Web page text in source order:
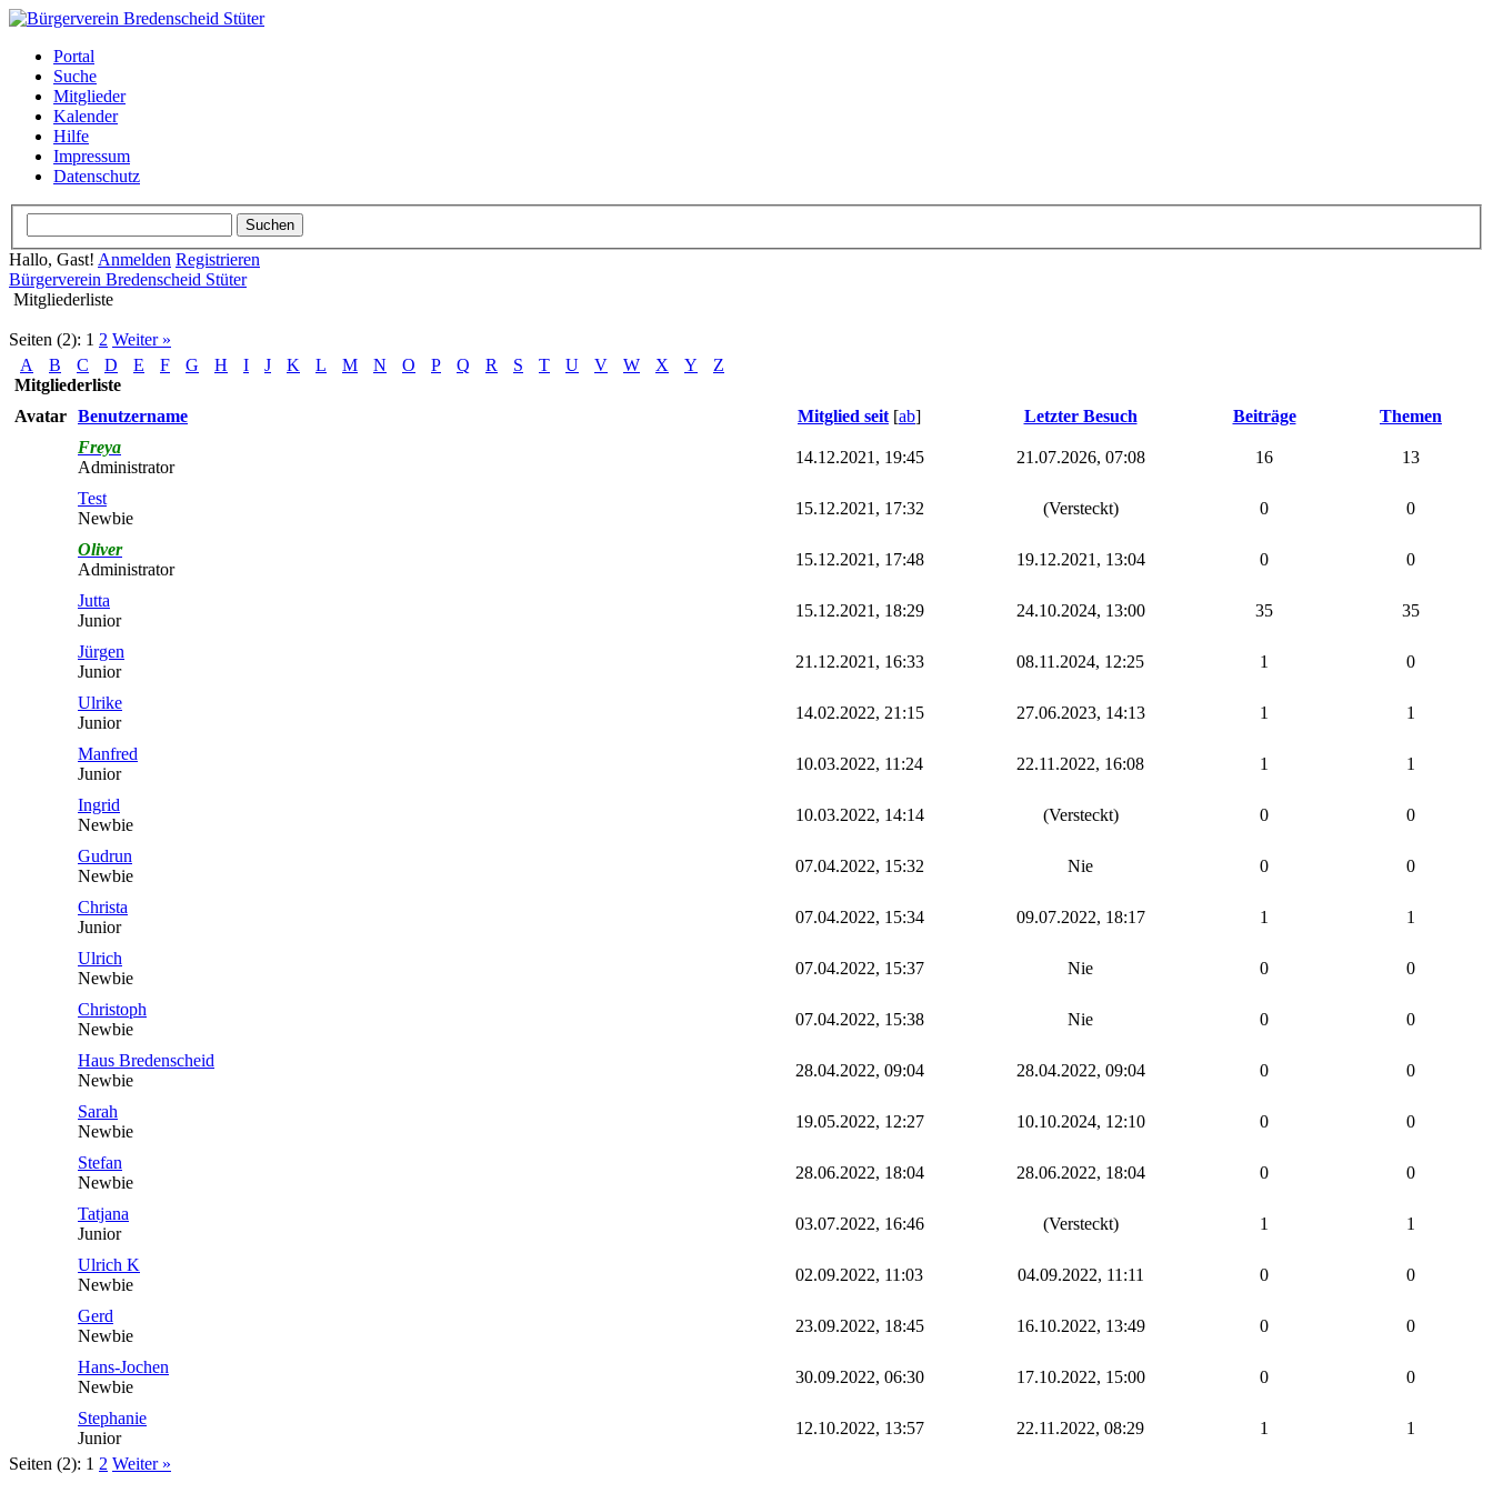
Portal
Suche
Mitglieder
Kalender
Hilfe
Impressum
Datenschutz
Hallo, Gast! Anmelden Registrieren
Bürgerverein Bredenscheid Stüter
Mitgliederliste
Seiten (2): 1 2 Weiter »
A
B C D E F G H I J K L M N O P Q R S T U V W X Y
Z
Mitgliederliste
Avatar Benutzername Mitglied seit [ab] Letzter Besuch Beiträge
Themen
Freya
Administrator
14.12.2021, 19:45 21.07.2026, 07:08 16 13
Test
Newbie
15.12.2021, 17:32 (Versteckt) 0 0
Oliver
Administrator
15.12.2021, 17:48 19.12.2021, 13:04 0 0
Jutta
Junior
15.12.2021, 18:29 24.10.2024, 13:00 35 35
Jürgen
Junior
21.12.2021, 16:33 08.11.2024, 12:25 1 0
Ulrike
Junior
14.02.2022, 21:15 27.06.2023, 14:13 1 1
Manfred
Junior
10.03.2022, 11:24 22.11.2022, 16:08 1 1
Ingrid
Newbie
10.03.2022, 14:14 (Versteckt) 0 0
Gudrun
Newbie
07.04.2022, 15:32 Nie 0 0
Christa
Junior
07.04.2022, 15:34 09.07.2022, 18:17 1 1
Ulrich
Newbie
07.04.2022, 15:37 Nie 0 0
Christoph
Newbie
07.04.2022, 15:38 Nie 0 0
Haus Bredenscheid
Newbie
28.04.2022, 09:04 28.04.2022, 09:04 0 0
Sarah
Newbie
19.05.2022, 12:27 10.10.2024, 12:10 0 0
Stefan
Newbie
28.06.2022, 18:04 28.06.2022, 18:04 0 0
Tatjana
Junior
03.07.2022, 16:46 (Versteckt) 1 1
Ulrich K
Newbie
02.09.2022, 11:03 04.09.2022, 11:11 0 0
Gerd
Newbie
23.09.2022, 18:45 16.10.2022, 13:49 0 0
Hans-Jochen
Newbie
30.09.2022, 06:30 17.10.2022, 15:00 0 0
Stephanie
Junior
12.10.2022, 13:57 22.11.2022, 08:29 1
1
Seiten (2): 1 2 Weiter »